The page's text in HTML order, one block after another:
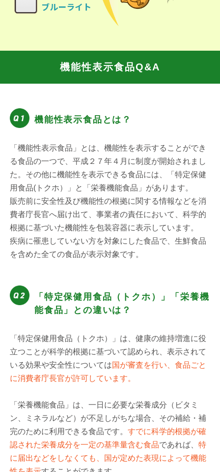
機能性表示食品Q&A
機能性表示食品とは？
「機能性表示食品」とは、機能性を表示することができ
る食品の一つで、平成２７年４月に制度が開始されまし
た。その他に機能性を表示できる食品には、「特定保健
用食品(トクホ）」と「栄養機能食品」があります。
販売前に安全性及び機能性の根拠に関する情報などを消
費者庁長官へ届け出て、事業者の責任において、科学的
根拠に基づいた機能性を包装容器に表示しています。
疾病に罹患していない方を対象にした食品で、生鮮食品
を含めた全ての食品が表示対象です。
「特定保健用食品（トクホ）」「栄養機
能食品」との違いは？
「特定保健用食品（トクホ）」は、健康の維持増進に役
立つことが科学的根拠に基づいて認められ、表示されて
いる効果や安全性については国が審査を行い、食品ごと
に消費者庁長官が許可しています。
「栄養機能食品」は、一日に必要な栄養成分（ビタミ
ン、ミネラルなど）が不足しがちな場合、その補給・補
完のために利用できる食品です。 すでに科学的根拠が確
認された栄養成分を一定の基準量含む食品であれば、 特
に届出などをしなくても、国が定めた表現によって機能